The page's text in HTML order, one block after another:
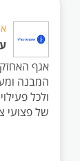
אגף
המבנה
ולכל
של פצועי